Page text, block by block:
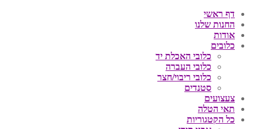
דף ראשי
החנות שלנו
אודות
כלובים
כלובי האכלת יד
כלובי העברה
כלובי ריבוי/חצר
סטנדים
צעצועים
תאי הטלה
כל הקטגוריות